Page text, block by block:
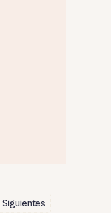
Siguientes